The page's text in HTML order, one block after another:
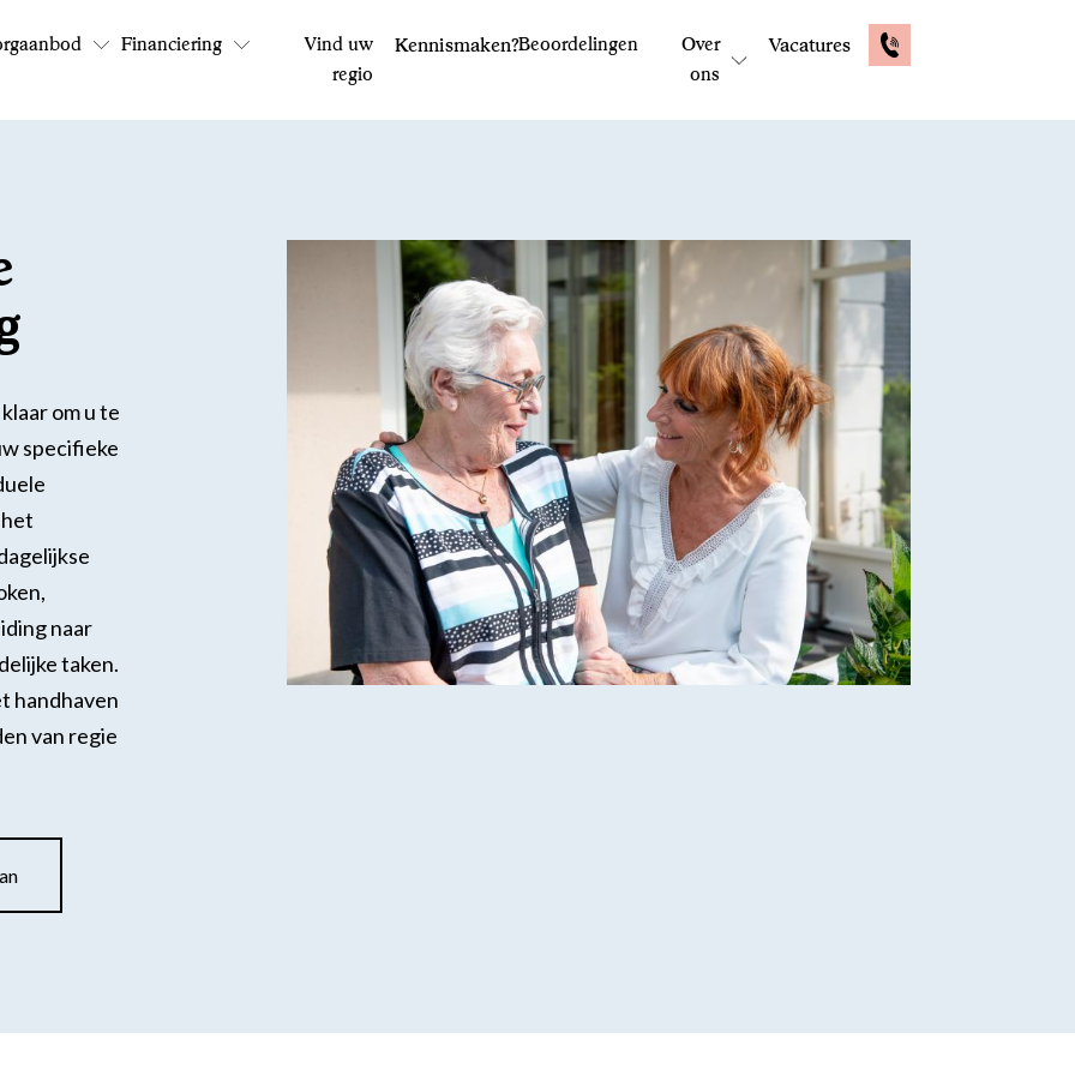
Financiering
Vind uw
regio
Kennismaken?Beoordelingen
Over
ons
Vacatures
Bel ons: 0800 - 1969 E-mail: contactformulier
om u te
specifieke
naar
taken.
handhaven
van regie